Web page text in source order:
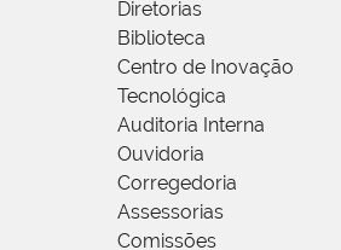
Diretorias
Biblioteca
Centro de Inovação
Tecnológica
Auditoria Interna
Ouvidoria
Corregedoria
Assessorias
Comissões